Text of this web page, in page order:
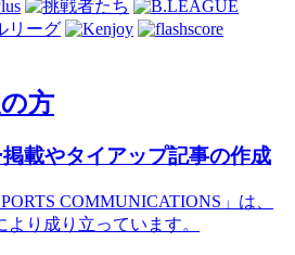
方
載やタイアップ記事の作成
COMMUNICATIONS」は、
り成り立っています。